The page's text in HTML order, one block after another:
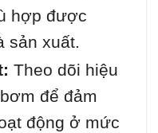
hợp được
sản xuất.
Theo dõi hiệu
để đảm
động ở mức